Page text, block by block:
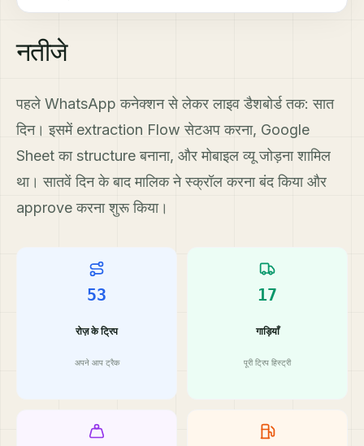
नतीजे
पहले WhatsApp कनेक्शन से लेकर लाइव डैशबोर्ड तक: सात
दिन। इसमें extraction Flow सेटअप करना, Google
Sheet का structure बनाना, और मोबाइल व्यू जोड़ना शामिल
था। सातवें दिन के बाद मालिक ने स्क्रॉल करना बंद किया और
approve करना शुरू किया।
53
रोज़ के ट्रिप
अपने आप ट्रैक
17
गाड़ियाँ
पूरी ट्रिप हिस्ट्री